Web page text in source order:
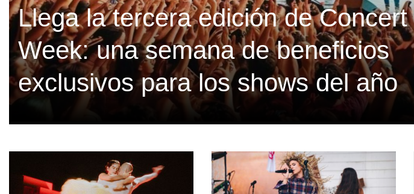
Llega la tercera edición de Concert
Week: una semana de beneficios
exclusivos para los shows del año